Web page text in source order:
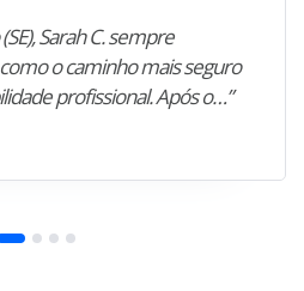
Sarah C. sempre
o caminho mais seguro
profissional. Após o…”